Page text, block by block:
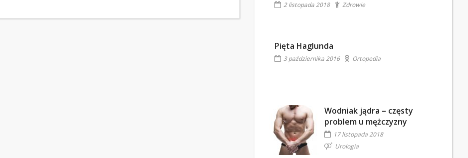
2 listopada 2018 Zdrowie
Pięta Haglunda
3 października 2016 Ortopedia
Wodniak jądra – częsty
problem u mężczyzny
17 listopada 2018
Urologia